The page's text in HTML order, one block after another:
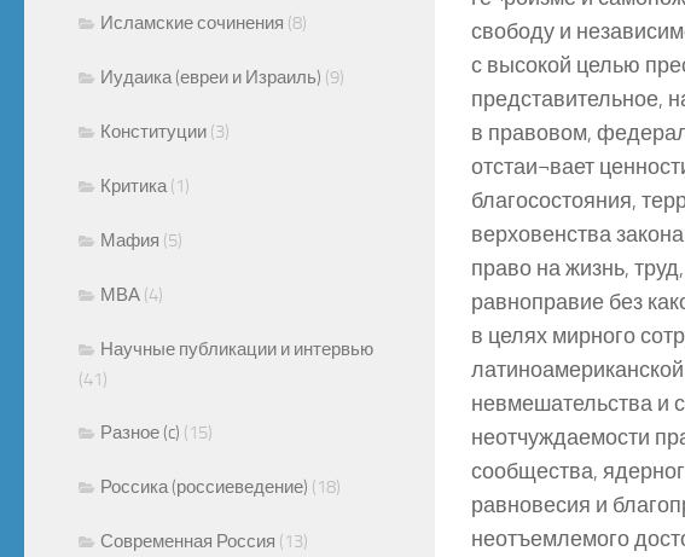
свободу и
с высокой целью
представительное,
в правовом,
отстаи¬вает
благосостояния,
верховенства
право на жизнь,
равноправие без
в целях мирного
невмешательства и
неотчуждаемости
сообщества,
равновесия и
неотъемлемого
Исламские сочинения (8)
Иудаика (евреи и Израиль) (9)
Конституции (3)
Критика (1)
Мафия (5)
МВА (4)
Научные публикации и интервью
(41)
Разное (c) (15)
Россика (россиеведение) (18)
Современная Россия (13)